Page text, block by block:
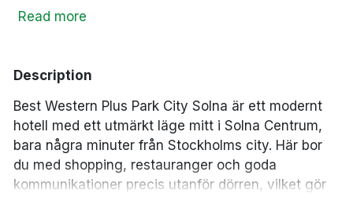
kostnad
ev_station Elbilsladdare
business_centerBusiness Center deck Utomhus servering
saunaBastu
Read more
Description
Best Western Plus Park City Solna är ett modernt
hotell med ett utmärkt läge mitt i Solna Centrum,
bara några minuter från Stockholms city. Här bor
du med shopping, restauranger och goda
kommunikationer precis utanför dörren, vilket gör